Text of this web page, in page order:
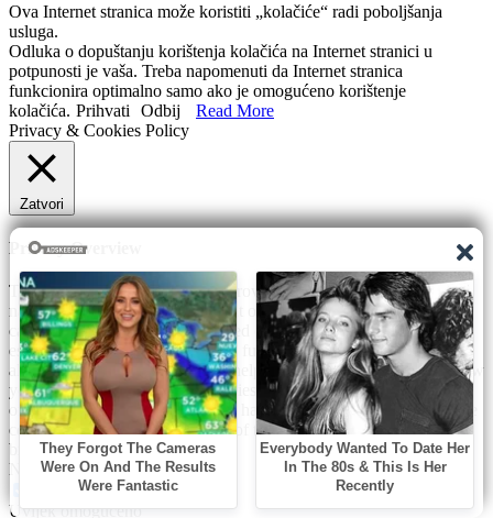
Ova Internet stranica može koristiti „kolačiće“ radi poboljšanja
usluga.
Odluka o dopuštanju korištenja kolačića na Internet stranici u
potpunosti je vaša. Treba napomenuti da Internet stranica
funkcionira optimalno samo ako je omogućeno korištenje
kolačića. Prihvati Odbij
Read More
Privacy & Cookies Policy
Zatvori
Privacy Overview
This website uses cookies to improve your experience while you
navigate through the website. Out of these, the cookies that are
categorized as necessary are stored on your browser as they are
essential for the working of basic functionalities of the website. We
also use third-party cookies that help us analyze and understand how
you use this website. These cookies will be stored in your browser
only with your consent. You also have the option to opt-out of these
cookies. But opting out of some of these cookies may affect your
browsing experience.
Necessary
Necessary
Uvijek omogućeno